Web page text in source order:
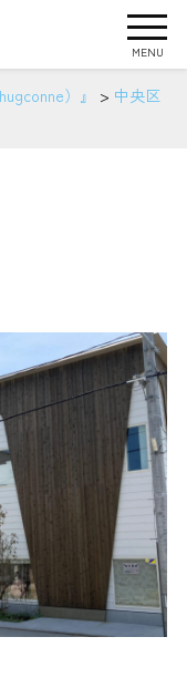
MENU
）』 > 中央区